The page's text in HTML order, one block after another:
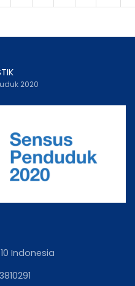
2020
Indonesia